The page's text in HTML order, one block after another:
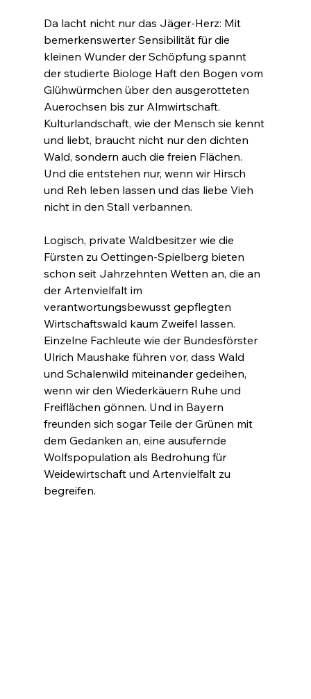
Da lacht nicht nur das Jäger-Herz: Mit
bemerkenswerter Sensibilität für die
kleinen Wunder der Schöpfung spannt
der studierte Biologe Haft den Bogen vom
Glühwürmchen über den ausgerotteten
Auerochsen bis zur Almwirtschaft.
Kulturlandschaft, wie der Mensch sie kennt
und liebt, braucht nicht nur den dichten
Wald, sondern auch die freien Flächen.
Und die entstehen nur, wenn wir Hirsch
und Reh leben lassen und das liebe Vieh
nicht in den Stall verbannen.
Logisch, private Waldbesitzer wie die
Fürsten zu Oettingen-Spielberg bieten
schon seit Jahrzehnten Wetten an, die an
der Artenvielfalt im
verantwortungsbewusst gepflegten
Wirtschaftswald kaum Zweifel lassen.
Einzelne Fachleute wie der Bundesförster
Ulrich Maushake führen vor, dass Wald
und Schalenwild miteinander gedeihen,
wenn wir den Wiederkäuern Ruhe und
Freiflächen gönnen. Und in Bayern
freunden sich sogar Teile der Grünen mit
dem Gedanken an, eine ausufernde
Wolfspopulation als Bedrohung für
Weidewirtschaft und Artenvielfalt zu
begreifen.